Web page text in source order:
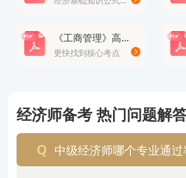
建议考生密切关注各省人事考
备考建议
1.合理规划复习时间：建议考生
制定详细复习计划。
《工商管理》高频考点
更快找到核心考点
经济师备考 热门问题解
中级经济师哪个专业通过